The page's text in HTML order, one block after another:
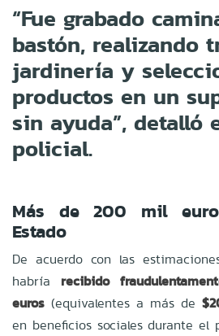
“Fue grabado
bastón, realizando
jardinería y
productos en un
sin ayuda”, detalló
policial.
Más de 200 mil
Estado
De acuerdo con las
habría recibido
euros (equivalentes a más de
en beneficios sociales durante el